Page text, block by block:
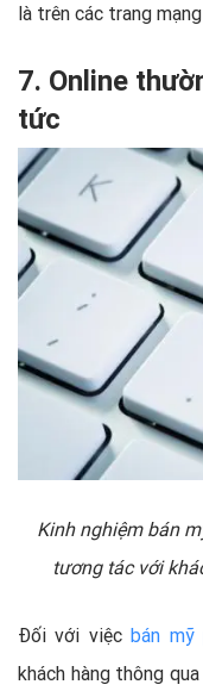
là trên các trang
7. Online
tức
Kinh nghiệm bán
tương tác với
Đối với việcbán mỹ
khách hàng thông